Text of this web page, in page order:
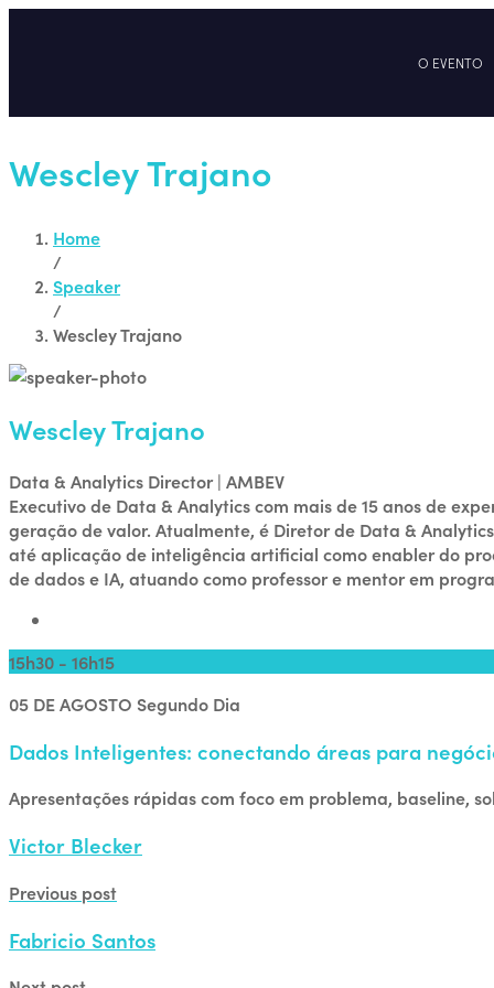
O EVENTO
Wescley Trajano
Home
/
Speaker
/
Wescley Trajano
Wescley Trajano
Data & Analytics Director | AMBEV
Executivo de Data & Analytics com mais de 15 anos de
geração de valor. Atualmente, é Diretor de Data &
até aplicação de inteligência artificial como enabler do
de dados e IA, atuando como professor e mentor em
15h30 - 16h15
05 DE AGOSTO Segundo Dia
Dados Inteligentes: conectando áreas para
Apresentações rápidas com foco em problema, baseline,
Victor Blecker
Previous post
Fabricio Santos